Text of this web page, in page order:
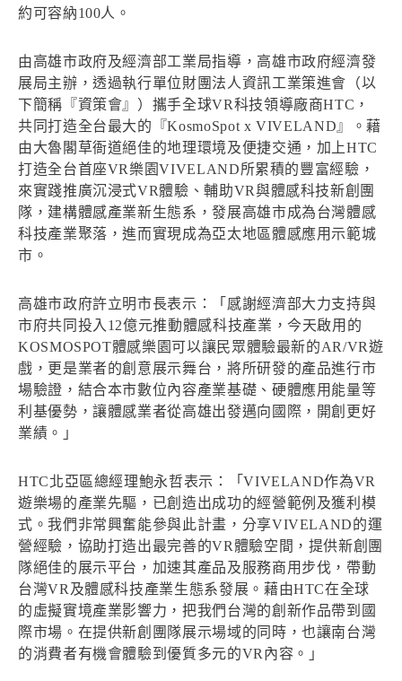
約可容納100人。
由高雄市政府及經濟部工業局指導，高雄市政府經濟發
展局主辦，透過執行單位財團法人資訊工業策進會（以
下簡稱『資策會』）攜手全球VR科技領導廠商HTC，
共同打造全台最大的『KosmoSpot x VIVELAND』。藉
由大魯閣草衙道絕佳的地理環境及便捷交通，加上HTC
打造全台首座VR樂園VIVELAND所累積的豐富經驗，
來實踐推廣沉浸式VR體驗、輔助VR與體感科技新創團
隊，建構體感產業新生態系，發展高雄市成為台灣體感
科技產業聚落，進而實現成為亞太地區體感應用示範城
市。
高雄市政府許立明市長表示：「感謝經濟部大力支持與
市府共同投入12億元推動體感科技產業，今天啟用的
KOSMOSPOT體感樂園可以讓民眾體驗最新的AR/VR遊
戲，更是業者的創意展示舞台，將所研發的產品進行市
場驗證，結合本市數位內容產業基礎、硬體應用能量等
利基優勢，讓體感業者從高雄出發邁向國際，開創更好
業績。」
HTC北亞區總經理鮑永哲表示：「VIVELAND作為VR
遊樂場的產業先驅，已創造出成功的經營範例及獲利模
式。我們非常興奮能參與此計畫，分享VIVELAND的運
營經驗，協助打造出最完善的VR體驗空間，提供新創團
隊絕佳的展示平台，加速其產品及服務商用步伐，帶動
台灣VR及體感科技產業生態系發展。藉由HTC在全球
的虛擬實境產業影響力，把我們台灣的創新作品帶到國
際市場。在提供新創團隊展示場域的同時，也讓南台灣
的消費者有機會體驗到優質多元的VR內容。」